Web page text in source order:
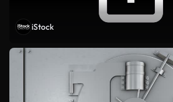
iStock